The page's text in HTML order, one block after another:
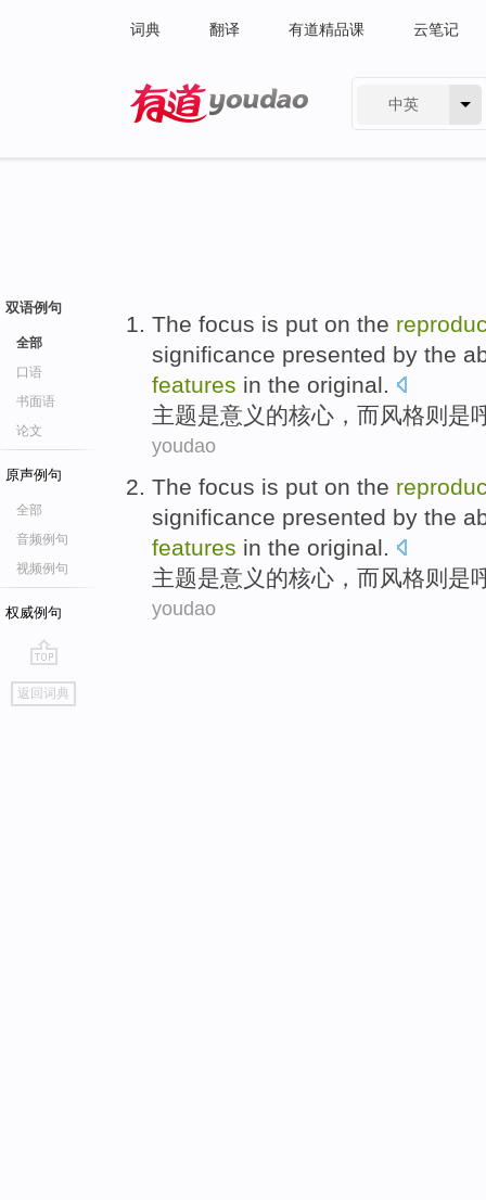
词典 翻译 有道精品课 云笔记
中英
双语例句
全部
口语
书面语
论文
原声例句
全部
音频例句
视频例句
权威例句
go
top
返回词典
The focus is put on the
significance presented by the
features in the original.
主题是意义 的核心，而风格则是
youdao
The focus is put on the
significance presented by the
features in the original.
主题是意义 的核心，而风格则是
youdao